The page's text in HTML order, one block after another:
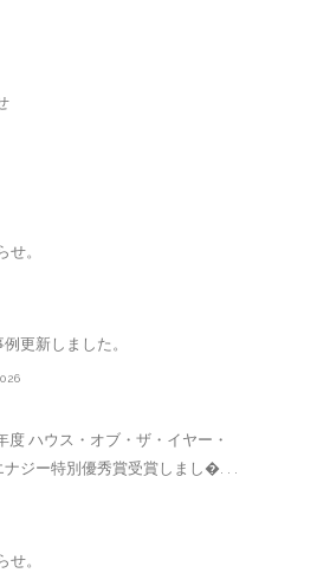
せ。
更新しました。
度 ハウス・オブ・ザ・イヤー・
ナジー特別優秀賞受賞しまし�. . .
せ。